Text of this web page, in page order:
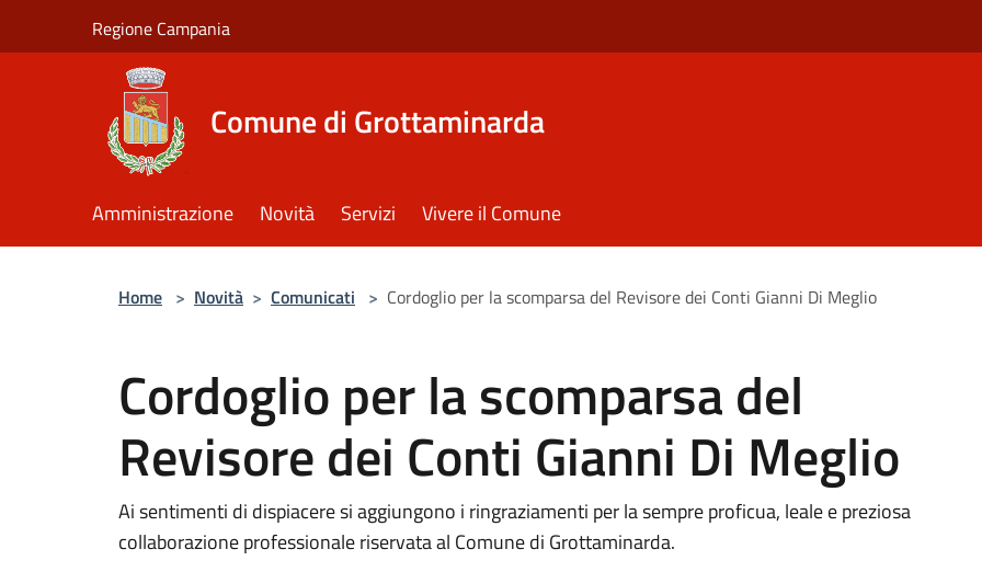
Regione Campania
Comune di Grottaminarda
Amministrazione Novità Servizi Vivere il Comune
Home > Novità > Comunicati > Cordoglio per la scomparsa del Revisore dei Conti Gianni Di Meglio
Cordoglio per la scomparsa del
Revisore dei Conti Gianni Di Meglio
Ai sentimenti di dispiacere si aggiungono i ringraziamenti per la sempre proficua, leale e preziosa
collaborazione professionale riservata al Comune di Grottaminarda.